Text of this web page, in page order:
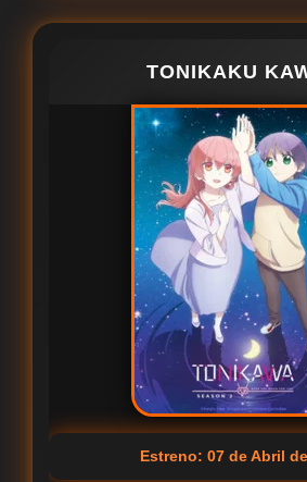
TONIKAKU
Estreno: 07 de Abril